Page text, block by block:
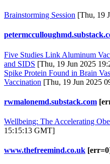
Brainstorming Session [Thu, 19
Five Studies Link Aluminum
and SIDS [Thu, 19 Jun 2025
Spike Protein Found in Brain
Vaccination [Thu, 19 Jun 2025
rwmalonemd.substack.com
Wellbeing: The Accelerating
15:15:13 GMT]
www.thefreemind.co.uk